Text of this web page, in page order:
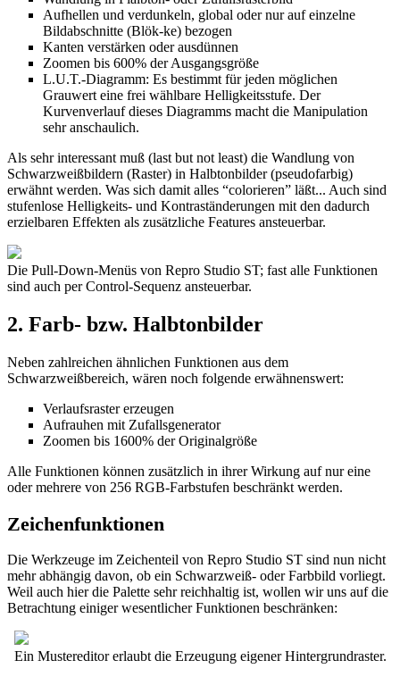
Aufhellen und verdunkeln, global oder nur auf einzelne
Bildabschnitte (Blök-ke) bezogen
Kanten verstärken oder ausdünnen
Zoomen bis 600% der Ausgangsgröße
L.U.T.-Diagramm: Es bestimmt für jeden möglichen
Grauwert eine frei wählbare Helligkeitsstufe. Der
Kurvenverlauf dieses Diagramms macht die Manipulation
sehr anschaulich.
Als sehr interessant muß (last but not least) die Wandlung von
Schwarzweißbildern (Raster) in Halbtonbilder (pseudofarbig)
erwähnt werden. Was sich damit alles “colorieren” läßt... Auch sind
stufenlose Helligkeits- und Kontraständerungen mit den dadurch
erzielbaren Effekten als zusätzliche Features ansteuerbar.
Die Pull-Down-Menüs von Repro Studio ST; fast alle Funktionen
sind auch per Control-Sequenz ansteuerbar.
2. Farb- bzw. Halbtonbilder
Neben zahlreichen ähnlichen Funktionen aus dem
Schwarzweißbereich, wären noch folgende erwähnenswert:
Verlaufsraster erzeugen
Aufrauhen mit Zufallsgenerator
Zoomen bis 1600% der Originalgröße
Alle Funktionen können zusätzlich in ihrer Wirkung auf nur eine
oder mehrere von 256 RGB-Farbstufen beschränkt werden.
Zeichenfunktionen
Die Werkzeuge im Zeichenteil von Repro Studio ST sind nun nicht
mehr abhängig davon, ob ein Schwarzweiß- oder Farbbild vorliegt.
Weil auch hier die Palette sehr reichhaltig ist, wollen wir uns auf die
Betrachtung einiger wesentlicher Funktionen beschränken:
Ein Mustereditor erlaubt die Erzeugung eigener Hintergrundraster.